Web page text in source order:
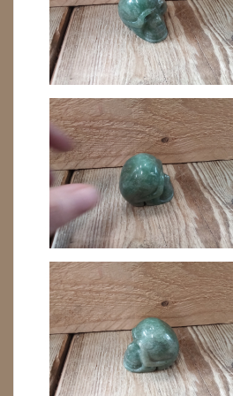
METEORIETEN
READING EN PERSOONLIJK ADVIES
RUWE STENEN
SCHEDELS / SKULLS
DRAKENSCHEDELS
SCHEDELS / SKULLS
SELENIET
SPECIALE STUKKEN
TELEFOON KOORDEN
THEELICHTEN
VLINDERS